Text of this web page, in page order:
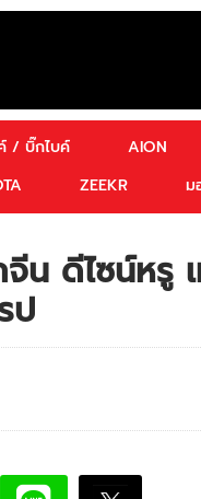
/ บิ๊กไบค์ AION
ZEEKR ม
น ดีไซน์หรู
ป